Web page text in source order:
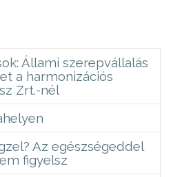
Állami szerepvállalás
a harmonizációs
Zrt.-nél
Az egészségeddel
figyelsz